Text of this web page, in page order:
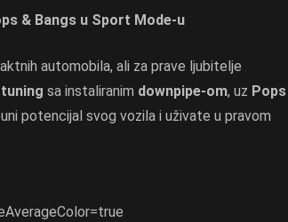
& Bangs u Sport Mode-u
automobila, ali za prave ljubitelje
sa instaliranim downpipe-om, uz Pops
potencijal svog vozila i uživate u pravom